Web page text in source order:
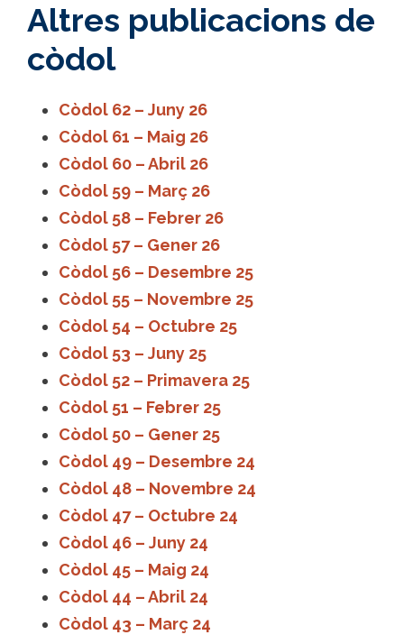
Altres publicacions de
còdol
Còdol 62 – Juny 26
Còdol 61 – Maig 26
Còdol 60 – Abril 26
Còdol 59 – Març 26
Còdol 58 – Febrer 26
Còdol 57 – Gener 26
Còdol 56 – Desembre 25
Còdol 55 – Novembre 25
Còdol 54 – Octubre 25
Còdol 53 – Juny 25
Còdol 52 – Primavera 25
Còdol 51 – Febrer 25
Còdol 50 – Gener 25
Còdol 49 – Desembre 24
Còdol 48 – Novembre 24
Còdol 47 – Octubre 24
Còdol 46 – Juny 24
Còdol 45 – Maig 24
Còdol 44 – Abril 24
Còdol 43 – Març 24